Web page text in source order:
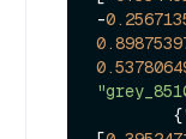
-
        {